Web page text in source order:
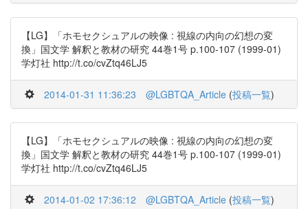
【LG】「ホモセクシュアルの映像 : 視線の内向の幻想の変
換」国文学 解釈と教材の研究 44巻1号 p.100-107 (1999-01)
学灯社 http://t.co/cvZtq46LJ5
2014-01-31 11:36:23 @LGBTQA_Article (投稿一覧)
【LG】「ホモセクシュアルの映像 : 視線の内向の幻想の変
換」国文学 解釈と教材の研究 44巻1号 p.100-107 (1999-01)
学灯社 http://t.co/cvZtq46LJ5
2014-01-02 17:36:12 @LGBTQA_Article (投稿一覧)